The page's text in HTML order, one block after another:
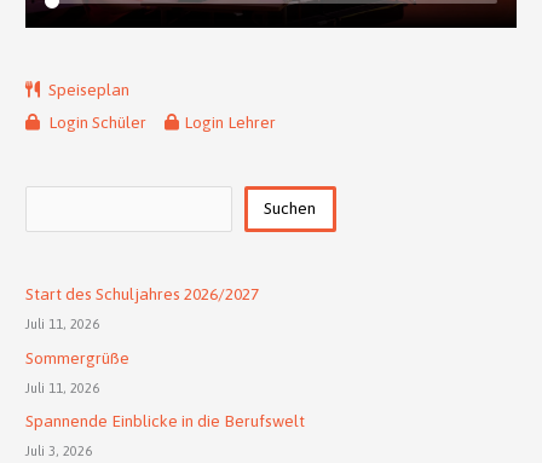
Speiseplan
Login Schüler
Login Lehrer
Suchen
Start des Schuljahres 2026/2027
Juli 11, 2026
Sommergrüße
Juli 11, 2026
Spannende Einblicke in die Berufswelt
Juli 3, 2026